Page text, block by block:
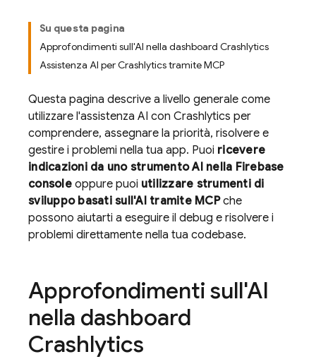
Su questa pagina
Approfondimenti sull'AI nella dashboard Crashlytics
Assistenza AI per Crashlytics tramite MCP
Questa pagina descrive a livello generale come
utilizzare l'assistenza AI con Crashlytics per
comprendere, assegnare la priorità, risolvere e
gestire i problemi nella tua app. Puoi ricevere
indicazioni da uno strumento AI nella Firebase
consoleoppure puoi utilizzare strumenti di
sviluppo basati sull'AI tramite MCPche
possono aiutarti a eseguire il debug e risolvere i
problemi direttamente nella tua codebase.
Approfondimenti sull'AI
nella dashboard
Crashlytics